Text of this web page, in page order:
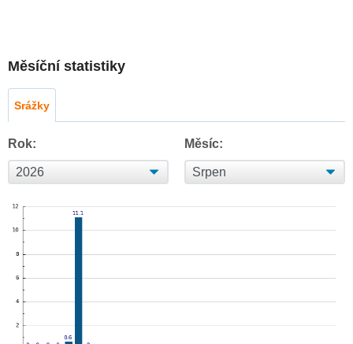
Měsíční statistiky
Srážky
Rok: Měsíc: